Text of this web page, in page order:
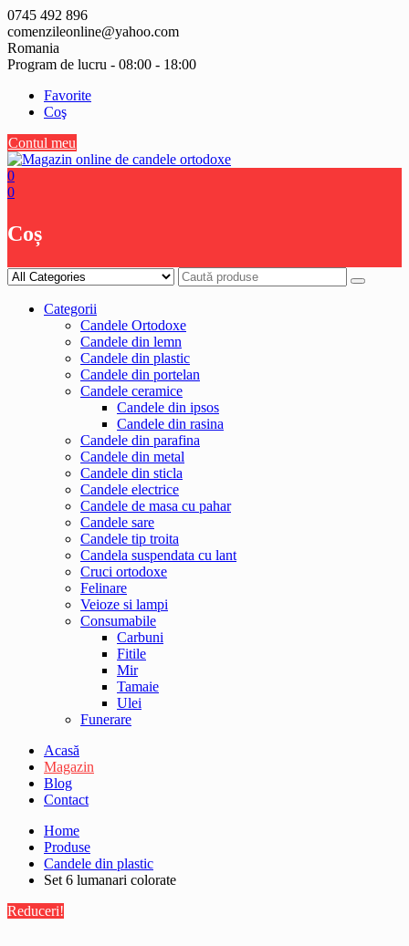
Skip
to
content
0745 492 896
comenzileonline@yahoo.com
Romania
Program de lucru - 08:00 - 18:00
Favorite
Coş
Contul meu
0
0
Coș
Categorii
Candele Ortodoxe
Candele din lemn
Candele din plastic
Candele din portelan
Candele ceramice
Candele din ipsos
Candele din rasina
Candele din parafina
Candele din metal
Candele din sticla
Candele electrice
Candele de masa cu pahar
Candele sare
Candele tip troita
Candela suspendata cu lant
Cruci ortodoxe
Felinare
Veioze si lampi
Consumabile
Carbuni
Fitile
Mir
Tamaie
Ulei
Funerare
Acasă
Magazin
Blog
Contact
Home
Produse
Candele din plastic
Set 6 lumanari colorate
Reduceri!